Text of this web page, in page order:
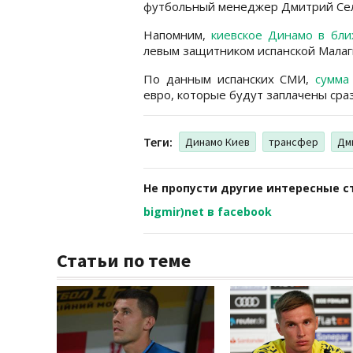
футбольный менеджер Дмитрий
Напомним,киевское Динамо в
левым защитником испанской
По данным испанских СМИ,
евро, которые будут заплачены
Теги: Динамо Киев трансфер
Не пропусти другие интересные
bigmir)net в facebook
Статьи по теме